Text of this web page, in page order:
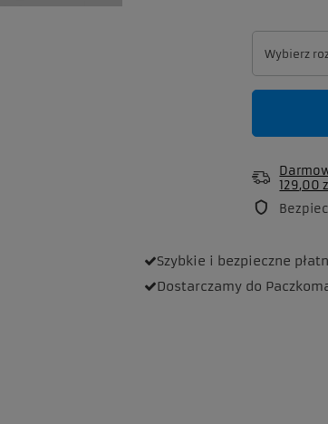
Wybierz
Wybierz
129,00
Szybkie i bezpieczne
Dostarczamy do